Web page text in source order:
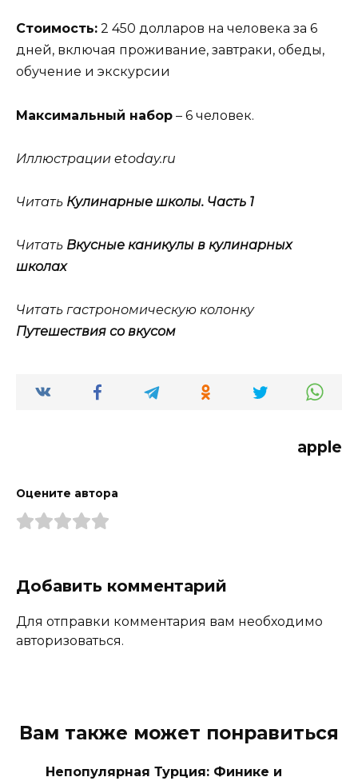
Стоимость: 2 450 долларов на человека за 6
дней, включая проживание, завтраки, обеды,
обучение и экскурсии
Максимальный набор – 6 человек.
Иллюстрации etoday.ru
Читать Кулинарные школы. Часть 1
Читать Вкусные каникулы в кулинарных
школах
Читать гастрономическую колонку
Путешествия со вкусом
apple
Оцените автора
Добавить комментарий
Для отправки комментария вам необходимо
авторизоваться.
Вам также может понравиться
Непопулярная Турция: Финике и